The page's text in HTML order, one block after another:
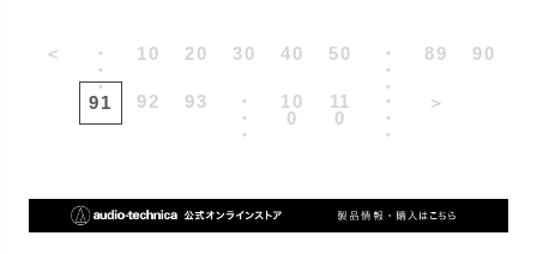
＜
・
・
・
10 20 30 40 50
・
・
・
89 90
91 92 93
・
・
・
10
0
11
0
・
・
・
＞